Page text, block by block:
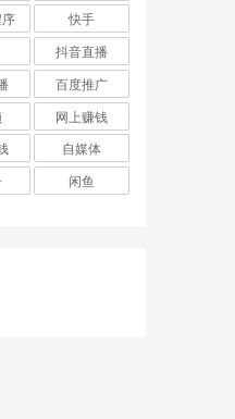
快手
抖音直播
百度推广
网上赚钱
自媒体
闲鱼